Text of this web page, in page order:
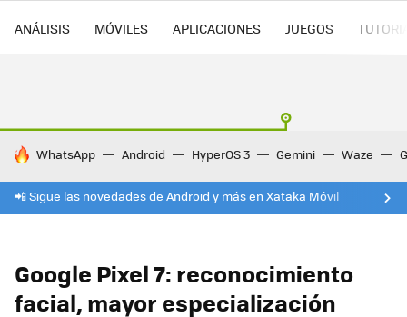
ANÁLISIS MÓVILES APLICACIONES JUEGOS
HOY SE HABLA DE
WhatsApp Android HyperOS 3 Gemini Waze
📲 Sigue las novedades de Android y más en Xataka Móvil
Google Pixel 7: reconocimiento
facial, mayor especialización